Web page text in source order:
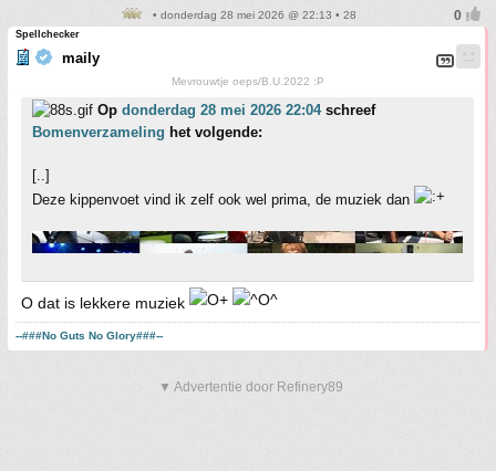
• donderdag 28 mei 2026 @ 22:13 • 28
Spellchecker
maily
Mevrouwtje oeps/B.U.2022 :P
Op donderdag 28 mei 2026 22:04schreef
Bomenverzameling het volgende:
[..]
Deze kippenvoet vind ik zelf ook wel prima, de muziek dan
O dat is lekkere muziek
--###No Guts No Glory###--
▼ Advertentie door Refinery89